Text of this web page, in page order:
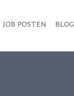
JOB POSTEN BLOG